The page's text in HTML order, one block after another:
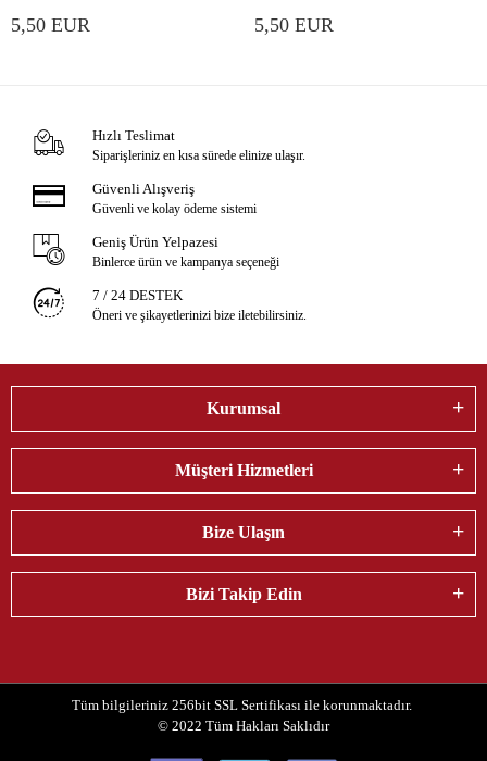
5,50 EUR 5,50 EUR
Hızlı Teslimat
Siparişleriniz en kısa sürede elinize ulaşır.
Güvenli Alışveriş
Güvenli ve kolay ödeme sistemi
Geniş Ürün Yelpazesi
Binlerce ürün ve kampanya seçeneği
7 / 24 DESTEK
Öneri ve şikayetlerinizi bize iletebilirsiniz.
Kurumsal
Müşteri Hizmetleri
Bize Ulaşın
Bizi Takip Edin
Tüm bilgileriniz 256bit SSL Sertifikası ile korunmaktadır.
© 2022 Tüm Hakları Saklıdır